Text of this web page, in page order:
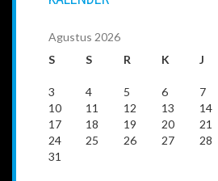
Agustus 2026
S
S R K J
3
4 5 6 7
10
11 12 13 14
17
18 19 20 21
24
25 26 27 28
31